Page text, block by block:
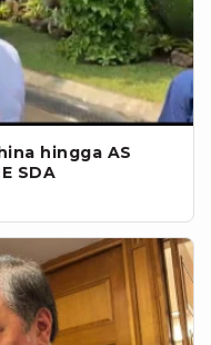
hingga AS
SDA